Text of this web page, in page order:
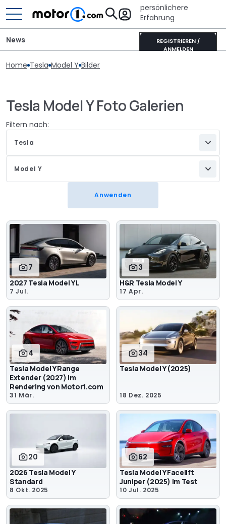
persönlichere
Erfahrung
REGISTRIEREN /
ANMELDEN
News
Home Tesla Model Y Bilder
Tesla Model Y Foto Galerien
Filtern nach:
Tesla
Model Y
7
2027 Tesla Model Y L
7 Jul.
3
H&R Tesla Model Y
17 Apr.
4
Tesla Model Y Range
Extender (2027) im
Rendering von Motor1.com
31 Mär.
34
Tesla Model Y (2025)
18 Dez. 2025
20
2026 Tesla Model Y
Standard
8 Okt. 2025
62
Tesla Model Y Facelift
Juniper (2025) im Test
10 Jul. 2025